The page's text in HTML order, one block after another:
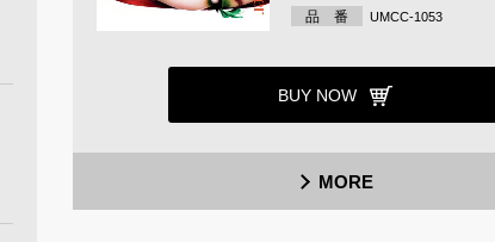
品 番 UMCC-1053
BUY NOW
MORE